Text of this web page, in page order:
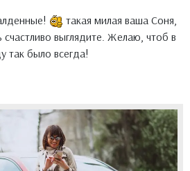
такая милая ваша Соня,
счастливо выглядите. Желаю, чтоб в
так было всегда!